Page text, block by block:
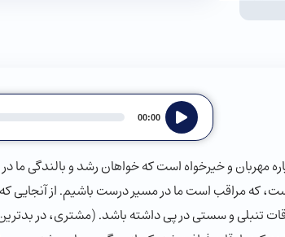
Audio
Player
00:00
مهربان و خیرخواه است که خواهان رشد و بالندگی
که مراقب است ما در مسیر درست باشیم. از آنجایی
تنبلی و سستی در پی داشته باشد. (مشتری، در